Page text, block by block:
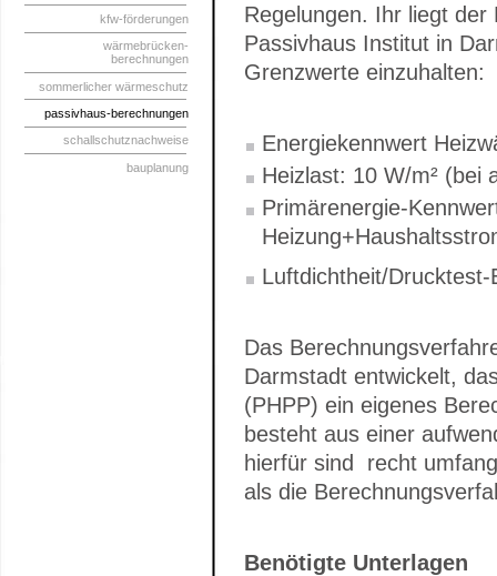
kfw-förderungen
wärmebrücken-
berechnungen
sommerlicher wärmeschutz
passivhaus-berechnungen
schallschutznachweise
bauplanung
Regelungen. Ihr liegt
Passivhaus Institut in
Grenzwerte einzuhalten:
Energiekennwert
Heizlast: 10 W/m² (bei
Primärenergie-
Luftdichtheit/
Das
Darmstadt entwickelt,
(PHPP) ein eigenes
besteht aus einer
hierfür sind recht
als die
Benötigte Unterlagen